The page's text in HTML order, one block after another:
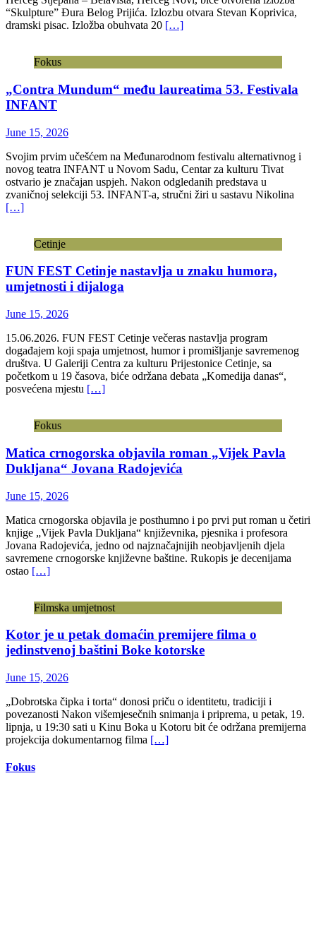
“Skulpture” Đura Belog Prijića. Izlozbu otvara Stevan Koprivica,
dramski pisac. Izložba obuhvata 20 […]
Fokus
„Contra Mundum“ među laureatima 53. Festivala
INFANT
June 15, 2026
Svojim prvim učešćem na Međunarodnom festivalu alternativnog i
novog teatra INFANT u Novom Sadu, Centar za kulturu Tivat
ostvario je značajan uspjeh. Nakon odgledanih predstava u
zvaničnoj selekciji 53. INFANT-a, stručni žiri u sastavu Nikolina
[…]
Cetinje
FUN FEST Cetinje nastavlja u znaku humora,
umjetnosti i dijaloga
June 15, 2026
15.06.2026. FUN FEST Cetinje večeras nastavlja program
događajem koji spaja umjetnost, humor i promišljanje savremenog
društva. U Galeriji Centra za kulturu Prijestonice Cetinje, sa
početkom u 19 časova, biće održana debata „Komedija danas“,
posvećena mjestu […]
Fokus
Matica crnogorska objavila roman „Vijek Pavla
Dukljana“ Jovana Radojevića
June 15, 2026
Matica crnogorska objavila je posthumno i po prvi put roman u četiri
knjige „Vijek Pavla Dukljana“ književnika, pjesnika i profesora
Jovana Radojevića, jedno od najznačajnijih neobjavljenih djela
savremene crnogorske književne baštine. Rukopis je decenijama
ostao […]
Filmska umjetnost
Kotor je u petak domaćin premijere filma o
jedinstvenoj baštini Boke kotorske
June 15, 2026
„Dobrotska čipka i torta“ donosi priču o identitetu, tradiciji i
povezanosti Nakon višemjesečnih snimanja i priprema, u petak, 19.
lipnja, u 19:30 sati u Kinu Boka u Kotoru bit će održana premijerna
projekcija dokumentarnog filma […]
Fokus